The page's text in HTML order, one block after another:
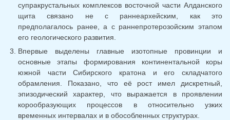
супракрустальных комплексов восточной части Алданского
щита связано не с раннеархейским, как это
предполагалось ранее, а с раннепротерозойским этапом
его геологического развития.
Впервые выделены главные изотопные провинции и
основные этапы формирования континентальной коры
южной части Сибирского кратона и его складчатого
обрамления. Показано, что её рост имел дискретный,
эпизодический характер, что выражается в проявлении
корообразующих процессов в относительно узких
временных интервалах и в обособленных структурах.